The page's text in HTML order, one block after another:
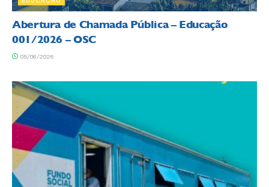
Abertura de Chamada Pública – Educação
001/2026 – OSC
05/08/2026